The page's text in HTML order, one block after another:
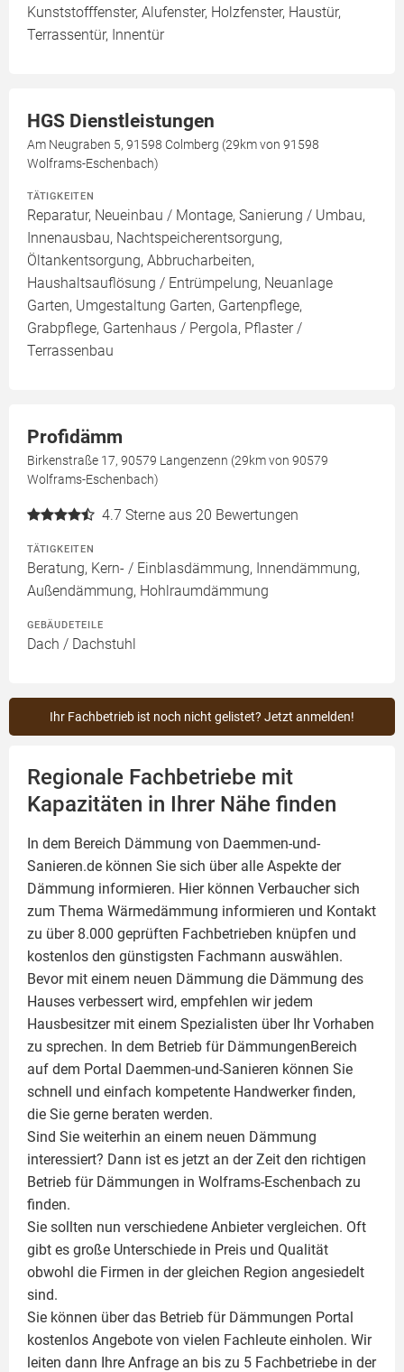
Kunststofffenster, Alufenster, Holzfenster, Haustür,
Terrassentür, Innentür
HGS Dienstleistungen
Am Neugraben 5, 91598 Colmberg (29km von 91598
Wolframs-Eschenbach)
TÄTIGKEITEN
Reparatur, Neueinbau / Montage, Sanierung / Umbau,
Innenausbau, Nachtspeicherentsorgung,
Öltankentsorgung, Abbrucharbeiten,
Haushaltsauflösung / Entrümpelung, Neuanlage
Garten, Umgestaltung Garten, Gartenpflege,
Grabpflege, Gartenhaus / Pergola, Pflaster /
Terrassenbau
Profidämm
Birkenstraße 17, 90579 Langenzenn (29km von 90579
Wolframs-Eschenbach)
4.7 Sterne aus 20 Bewertungen
TÄTIGKEITEN
Beratung, Kern- / Einblasdämmung, Innendämmung,
Außendämmung, Hohlraumdämmung
GEBÄUDETEILE
Dach / Dachstuhl
Ihr Fachbetrieb ist noch nicht gelistet? Jetzt anmelden!
Regionale Fachbetriebe mit
Kapazitäten in Ihrer Nähe finden
In dem Bereich Dämmung von Daemmen-und-
Sanieren.de können Sie sich über alle Aspekte der
Dämmung informieren. Hier können Verbaucher sich
zum Thema Wärmedämmung informieren und Kontakt
zu über 8.000 geprüften Fachbetrieben knüpfen und
kostenlos den günstigsten Fachmann auswählen.
Bevor mit einem neuen Dämmung die Dämmung des
Hauses verbessert wird, empfehlen wir jedem
Hausbesitzer mit einem Spezialisten über Ihr Vorhaben
zu sprechen. In dem Betrieb für DämmungenBereich
auf dem Portal Daemmen-und-Sanieren können Sie
schnell und einfach kompetente Handwerker finden,
die Sie gerne beraten werden.
Sind Sie weiterhin an einem neuen Dämmung
interessiert? Dann ist es jetzt an der Zeit den richtigen
Betrieb für Dämmungen in Wolframs-Eschenbach zu
finden.
Sie sollten nun verschiedene Anbieter vergleichen. Oft
gibt es große Unterschiede in Preis und Qualität
obwohl die Firmen in der gleichen Region angesiedelt
sind.
Sie können über das Betrieb für Dämmungen Portal
kostenlos Angebote von vielen Fachleute einholen. Wir
leiten dann Ihre Anfrage an bis zu 5 Fachbetriebe in der